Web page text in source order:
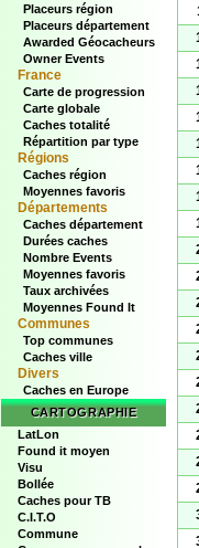
Placeurs région
Placeurs département
Awarded Géocacheurs
Owner Events
France
Carte de progression
Carte globale
Caches totalité
Répartition par type
Régions
Caches région
Moyennes favoris
Départements
Caches département
Durées caches
Nombre Events
Moyennes favoris
Taux archivées
Moyennes Found It
Communes
Top communes
Caches ville
Divers
Caches en Europe
CARTOGRAPHIE
LatLon
Found it moyen
Visu
Bollée
Caches pour TB
C.I.T.O
Commune